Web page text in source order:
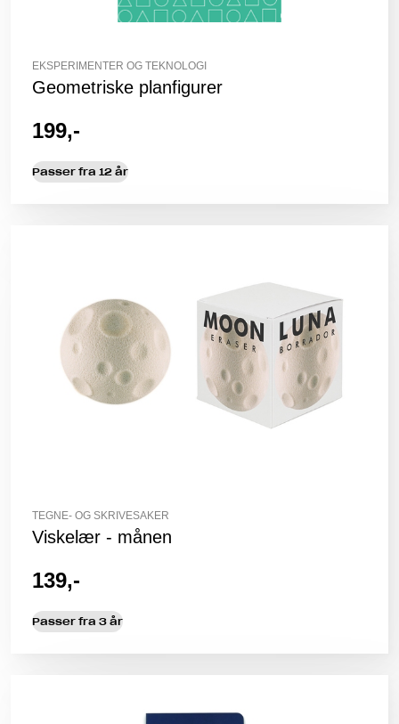
EKSPERIMENTER OG TEKNOLOGI
Geometriske planfigurer
199,-
Passer fra 12 år
TEGNE- OG SKRIVESAKER
Viskelær - månen
139,-
Passer fra 3 år